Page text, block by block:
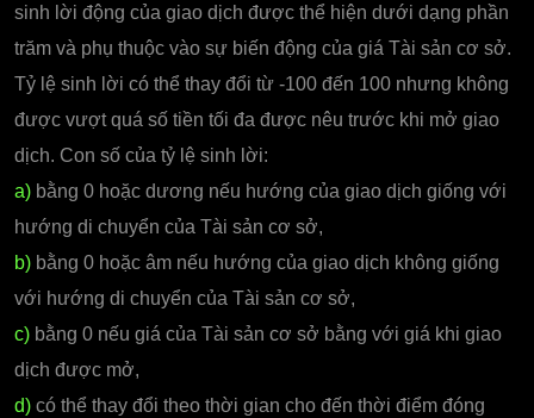
sinh lời động của giao dịch được thể hiện dưới dạng phần
trăm và phụ thuộc vào sự biến động của giá Tài sản cơ sở.
Tỷ lệ sinh lời có thể thay đổi từ -100 đến 100 nhưng không
được vượt quá số tiền tối đa được nêu trước khi mở giao
dịch. Con số của tỷ lệ sinh lời:
a) bằng 0 hoặc dương nếu hướng của giao dịch giống với
hướng di chuyển của Tài sản cơ sở,
b) bằng 0 hoặc âm nếu hướng của giao dịch không giống
với hướng di chuyển của Tài sản cơ sở,
c) bằng 0 nếu giá của Tài sản cơ sở bằng với giá khi giao
dịch được mở,
d) có thể thay đổi theo thời gian cho đến thời điểm đóng